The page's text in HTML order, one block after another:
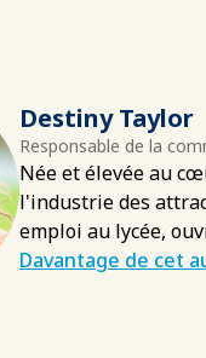
Destiny Taylor
Responsable de la
Née et élevée au
l'industrie des
emploi au lycée,
Davantage de cet